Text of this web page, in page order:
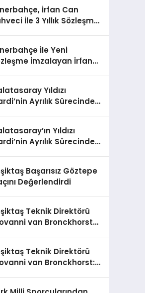
İrfan Can
İle 3 Yıllık Sözleşme
İle Yeni
İmzalayan İrfan
Yıldızı
Ayrılık Sürecindeki
Yıldızı
Ayrılık Sürecindeki
Başarısız Göztepe
Değerlendirdi
Teknik Direktörü
van Bronckhorst
Teknik Direktörü
van Bronckhorst: